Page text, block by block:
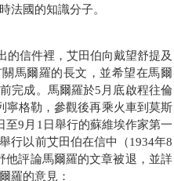
法國的知識分子。
的信件裡，艾田伯向戴望舒提及
馬爾羅的長文，並希望在馬爾
完成。馬爾羅於5月底啟程往倫
寧格勒，參觀後再乘火車到莫斯
至9月1日舉行的蘇維埃作家第一
行以前艾田伯在信中（1934年8
他評論馬爾羅的文章被退，並詳
羅的意見：